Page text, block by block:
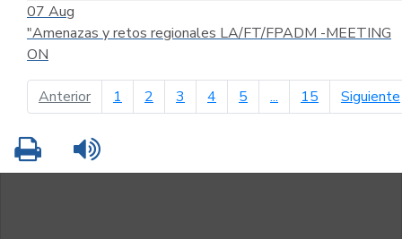
07 Aug
"Amenazas y retos regionales LA/FT/FPADM -MEETING
ON
Anteriorpágina anterior
1 2 3 4 5 ... 15 Siguiente
Imprimir